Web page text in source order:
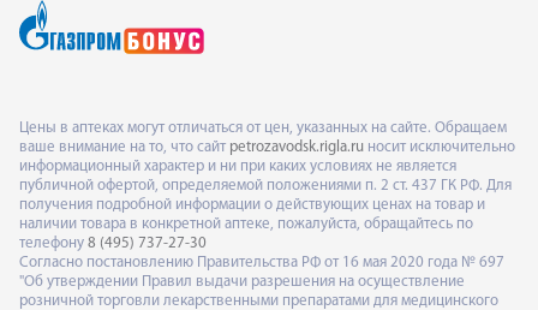
Цены в аптеках могут отличаться от цен, указанных на сайте. Обращаем
ваше внимание на то, что сайт petrozavodsk.rigla.ru носит исключительно
информационный характер и ни при каких условиях не является
публичной офертой, определяемой положениями п. 2 ст. 437 ГК РФ. Для
получения подробной информации о действующих ценах на товар и
наличии товара в конкретной аптеке, пожалуйста, обращайтесь по
телефону 8 (495) 737-27-30
Согласно постановлению Правительства РФ от 16 мая 2020 года № 697
"Об утверждении Правил выдачи разрешения на осуществление
розничной торговли лекарственными препаратами для медицинского